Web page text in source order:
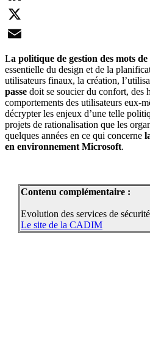
LinkedIn
X
Email
La politique de gestion des mots de
essentielle du design et de la
utilisateurs finaux, la création,
passe doit se soucier du confort, des
comportements des utilisateurs eux-
décrypter les enjeux d’une telle
projets de rationalisation que les
quelques années en ce qui concerne
en environnement Microsoft.
Contenu complémentaire :
Evolution des services de
Le site de la CADIM